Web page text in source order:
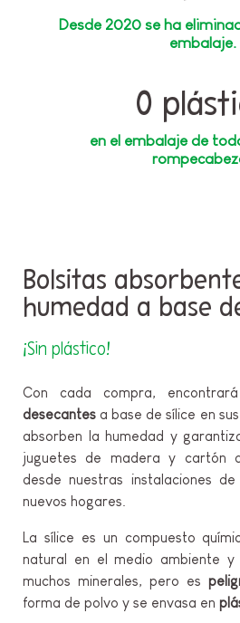
Desde 2020 se ha
embalaje.
0
en el embalaje de
Bolsitas
humedad a base
¡Sin plástico!
Con cada compra,
desecantes a base de sílice en
absorben la humedad y
juguetes de madera y cartón
desde nuestras instalaciones
nuevos hogares.
La sílice es un compuesto
natural en el medio ambiente y
muchos minerales, pero es
forma de polvo y se envasa en